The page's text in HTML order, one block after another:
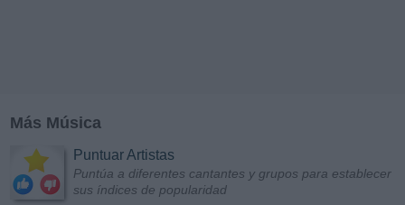
Más Música
Puntuar Artistas
Puntúa a diferentes cantantes y grupos para establecer
sus índices de popularidad